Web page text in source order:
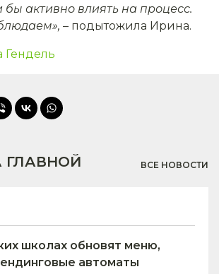
бы активно влиять на процесс.
, – подытожила Ирина.
Гендель
ГЛАВНОЙ ВСЕ НОВОСТИ
школах обновят меню,
автоматы